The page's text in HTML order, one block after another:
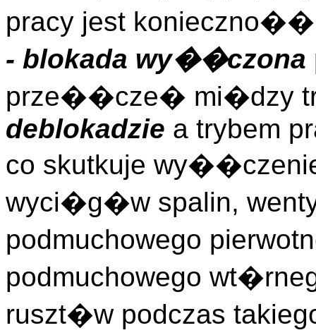
pracy jest
- blokada wy��czona
prze��cze� mi�dzy
deblokadzie a trybem
co skutkuje
wyci�g�w spalin,
podmuchowego
podmuchowego
ruszt�w podczas